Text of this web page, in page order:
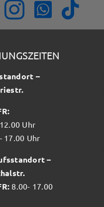
–
Uhr
17.00 Uhr
–
8.00- 17.00